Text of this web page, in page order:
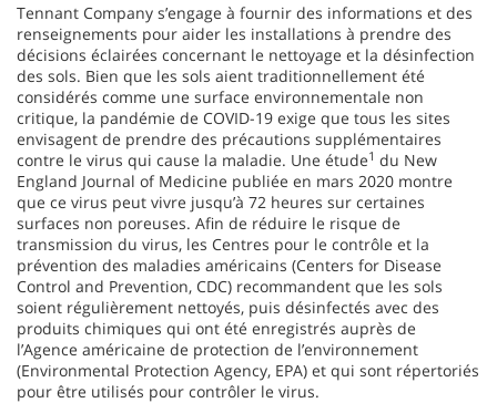
Tennant Company s’engage à fournir des informations et des
renseignements pour aider les installations à prendre des
décisions éclairées concernant le nettoyage et la désinfection
des sols. Bien que les sols aient traditionnellement été
considérés comme une surface environnementale non
critique, la pandémie de COVID-19 exige que tous les sites
envisagent de prendre des précautions supplémentaires
contre le virus qui cause la maladie. Une étude1 du New
England Journal of Medicine publiée en mars 2020 montre
que ce virus peut vivre jusqu’à 72 heures sur certaines
surfaces non poreuses. Afin de réduire le risque de
transmission du virus, les Centres pour le contrôle et la
prévention des maladies américains (Centers for Disease
Control and Prevention, CDC) recommandent que les sols
soient régulièrement nettoyés, puis désinfectés avec des
produits chimiques qui ont été enregistrés auprès de
l’Agence américaine de protection de l’environnement
(Environmental Protection Agency, EPA) et qui sont répertoriés
pour être utilisés pour contrôler le virus.